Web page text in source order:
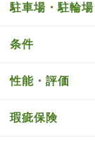
駐車場・駐輪場
条件
性能・評価
瑕疵保険